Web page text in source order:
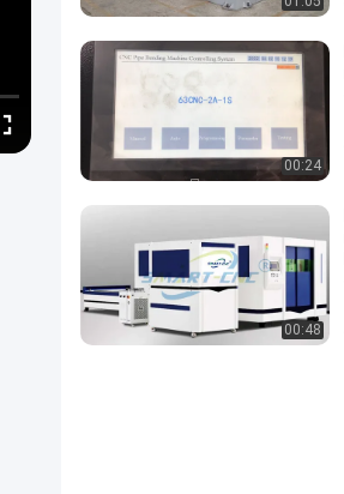
Fullscreen
00:24
00:48